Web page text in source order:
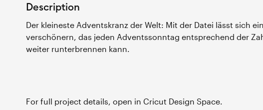
Description
Der kleineste Adventskranz der Welt: Mit der Datei lässt sich
verschönern, das jeden Adventssonntag entsprechend der
weiter runterbrennen kann.
For full project details, open in Cricut Design Space.